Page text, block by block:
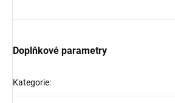
Doplňkové parametry
Kategorie: